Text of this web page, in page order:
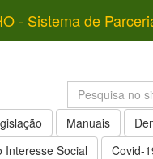
- Sistema de
Manuais
Interesse Social
Covid-